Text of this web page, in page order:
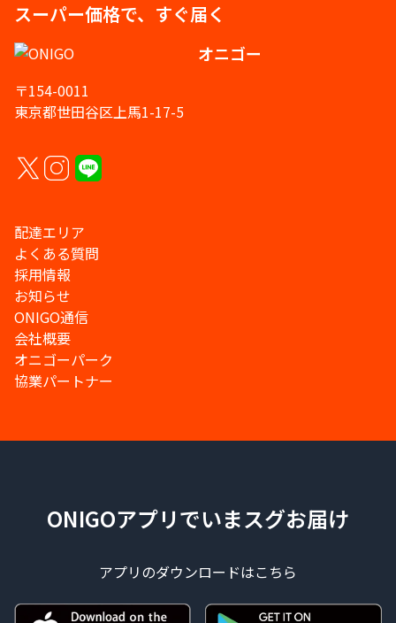
スーパー価格で、すぐ届く
オニゴー
〒154-0011
東京都世田谷区上馬1-17-5
配達エリア
よくある質問
採用情報
お知らせ
ONIGO通信
会社概要
オニゴーパーク
協業パートナー
ONIGOアプリでいまスグお届け
アプリのダウンロードはこちら